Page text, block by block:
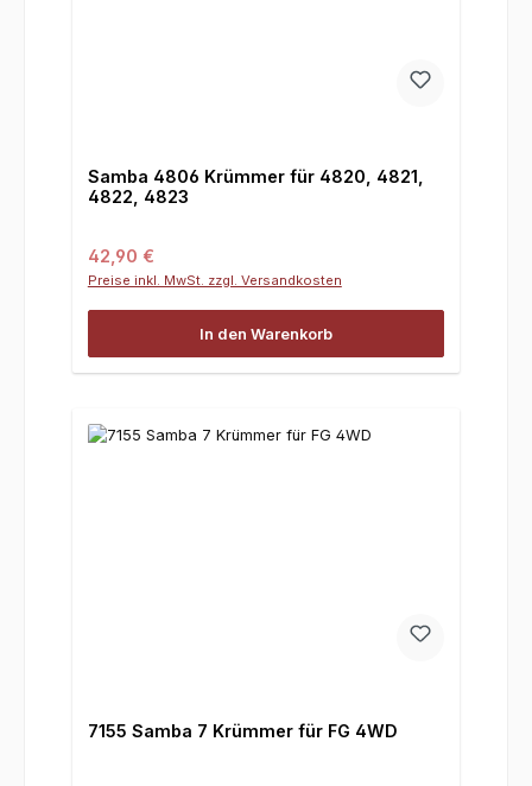
Samba 4806 Krümmer für 4820, 4821,
4822, 4823
Regulärer Preis:
42,90 €
Preise inkl. MwSt. zzgl. Versandkosten
In den Warenkorb
7155 Samba 7 Krümmer für FG 4WD